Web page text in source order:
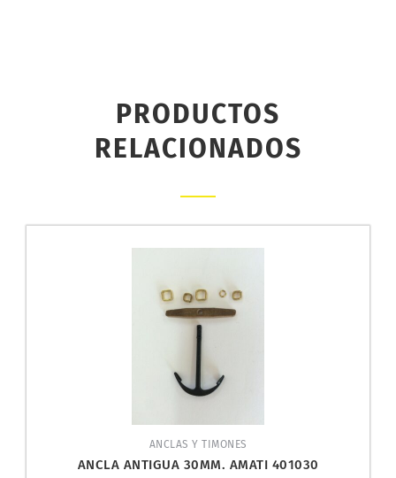
PRODUCTOS
RELACIONADOS
ANCLAS Y TIMONES
ANCLA ANTIGUA 30MM. AMATI 401030